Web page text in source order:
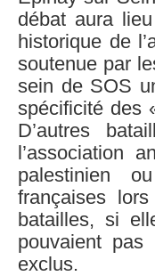
débat aura
historique de
soutenue par
sein de SOS
spécificité des
D’autres
l’association
palestinien
françaises
batailles, si
pouvaient
exclus.